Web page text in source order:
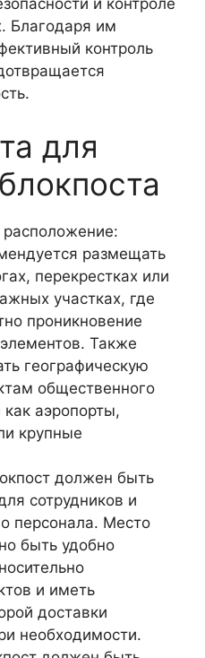
Благодаря им
контроль
для
расположение:
размещать
перекрестках или
участках, где
проникновение
Также
географическую
общественного
аэропорты,
крупные
должен быть
сотрудников и
персонала. Место
быть удобно
и иметь
доставки
необходимости.